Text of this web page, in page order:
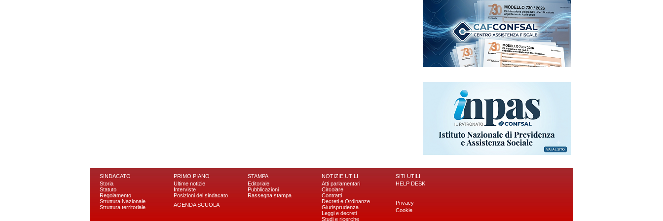
SINDACATO
Storia
Statuto
Regolamento
Struttura Nazionale
Struttura territoriale
PRIMO PIANO
Ultime notizie
Interviste
Posizioni del sindacato
AGENDA SCUOLA
STAMPA
Editoriale
Pubblicazioni
Rassegna stampa
NOTIZIE UTILI
Atti parlamentari
Circolare
Contratti
Decreti e Ordinanze
Giurisprudenza
Leggi e decreti
Studi e ricerche
SITI UTILI
HELP DESK
Privacy
Cookie